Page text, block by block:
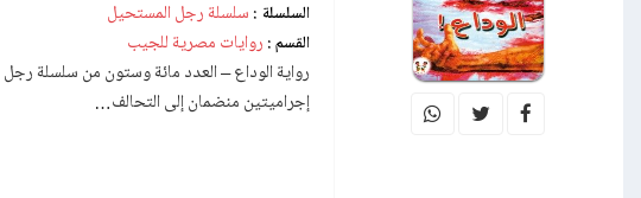
السلسلة : سلسلة رجل المستحيل
القسم : روايات مصرية للجيب
إجراميتين منضمان إلى التحالف…